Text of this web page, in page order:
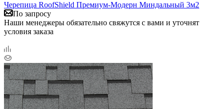
Черепица RoofShield Премиум-Модерн Миндальный 3м2
По запросу
Наши менеджеры обязательно свяжутся с вами и уточнят
условия заказа